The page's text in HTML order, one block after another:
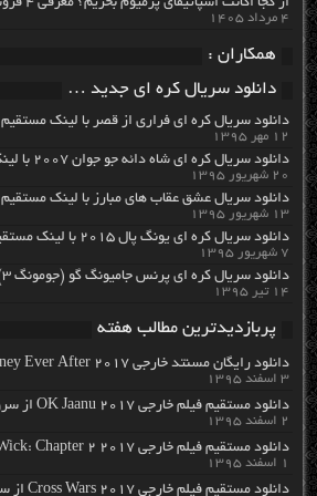
از کجا اکانت اسپاتیفای پرمیوم بخریم؟ معرفی ۴ فروشگاه معتبر ایرانی
۴ مرداد ۱۴۰۵
همکاران :
دانلود سریال کره ای جدید …
دانلود سریال کره ای فراری از قصر با لینک مستقیم
۱۲ مهر ۱۳۹۵
دانلود سریال کره ای شاه دائه جو جوان ۲۰۰۷ با لینک مستقیم
۲۰ شهریور ۱۳۹۵
دانلود سریال عشق عقاب های مبارز با لینک مستقیم
۱۳ شهریور ۱۳۹۵
دانلود سریال کره ای یونگ پال ۲۰۱۵ با لینک مستقیم
۷ شهریور ۱۳۹۵
دانلود سریال کره ای پرنس جامیونگ گو (جومونگ ۳) با لینک مستقیم
۱۴ تیر ۱۳۹۵
پربازدیدترین مطالب هفته
دانلود رایگان مسنتد خارجی Britney Ever After 2017 با لینک مستقیم
۳ اسفند ۱۳۹۵
دانلود مستقیم فیلم خارجی OK Jaanu 2017 از سرور سایت
۲ اسفند ۱۳۹۵
دانلود مستقیم فیلم خارجی John Wick: Chapter 2 2017 از سرور سایت
۱ اسفند ۱۳۹۵
دانلود مستقیم فیلم خارجی Cross Wars 2017 از سرور سایت